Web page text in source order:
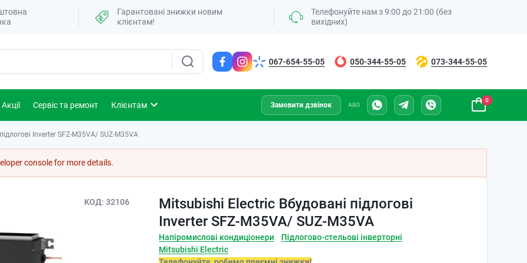
Гарантовані знижки новим
клієнтам!
Телефонуйте нам з 9:00 до 21:00 (без
вихідних)
067-654-55-05 050-344-55-05 073-344-55-05
Акції Сервіс та ремонт Клієнтам Замовити дзвінок АБО
0
Inverter SFZ-M35VA/ SUZ-M35VA
console for more details.
КОД 32106
Mitsubishi Electric Вбудовані підлогові
Inverter SFZ-M35VA/ SUZ-M35VA
Напіромислові кондиціонери
Підлогово-стельові інверторні
Mitsubishi Electric